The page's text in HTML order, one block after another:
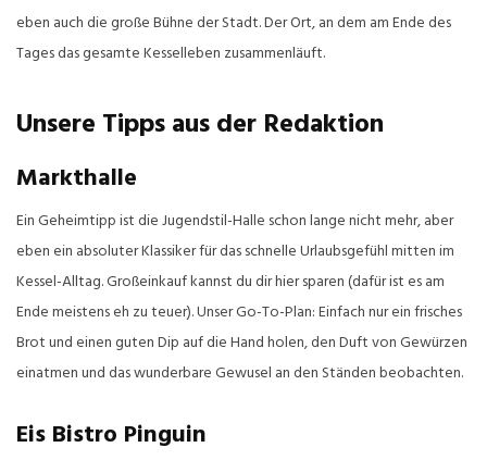
eben auch die große Bühne der Stadt. Der Ort, an dem am Ende des
Tages das gesamte Kesselleben zusammenläuft.
Unsere Tipps aus der Redaktion
Markthalle
Ein Geheimtipp ist die Jugendstil-Halle schon lange nicht mehr, aber
eben ein absoluter Klassiker für das schnelle Urlaubsgefühl mitten im
Kessel-Alltag. Großeinkauf kannst du dir hier sparen (dafür ist es am
Ende meistens eh zu teuer). Unser Go-To-Plan: Einfach nur ein frisches
Brot und einen guten Dip auf die Hand holen, den Duft von Gewürzen
einatmen und das wunderbare Gewusel an den Ständen beobachten.
Eis Bistro Pinguin